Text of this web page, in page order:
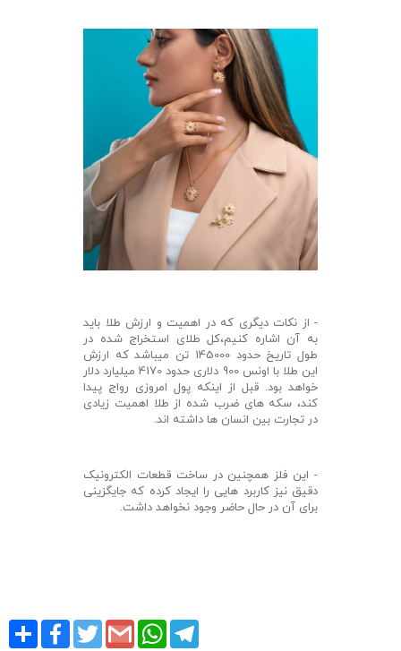
- از نکات دیگری که در اهمیت و ارزش طلا باید
به آن اشاره کنیم،کل طلای استخراج شده در
طول تاریخ حدود 145000 تن میباشد که ارزش
این طلا با اونس 900 دلاری حدود 4170 میلیارد دلار
خواهد بود. قبل از اینکه پول امروزی رواج پیدا
کند، سکه های ضرب شده از طلا اهمیت زیادی
در تجارت بین انسان ها داشته اند.
- این فلز همچنین در ساخت قطعات الکترونیک
دقیق نیز کاربرد هایی را ایجاد کرده که جایگزینی
برای آن در حال حاضر وجود نخواهد داشت.
Share
FacebookTwitterGmail
WhatsAppTelegram